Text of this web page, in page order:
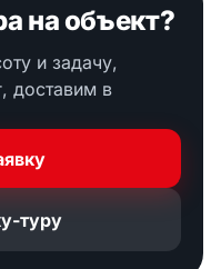
на объект?
и задачу,
доставим в
туру